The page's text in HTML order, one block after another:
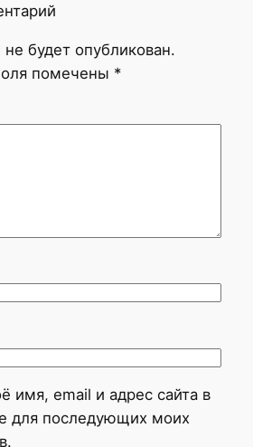
будет опубликован.
помечены *
имя, email и адрес сайта в
для последующих моих